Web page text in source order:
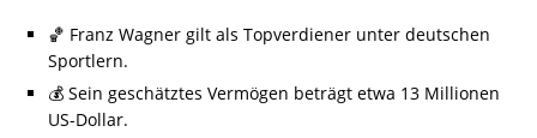
🏀 Franz Wagner gilt als Topverdiener unter deutschen
Sportlern.
💰 Sein geschätztes Vermögen beträgt etwa 13 Millionen
US-Dollar.